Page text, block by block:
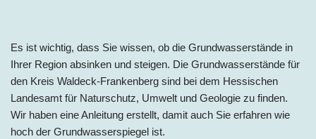
Es ist wichtig, dass Sie wissen, ob die Grundwasserstände in
Ihrer Region absinken und steigen. Die Grundwasserstände für
den Kreis Waldeck-Frankenberg sind bei dem Hessischen
Landesamt für Naturschutz, Umwelt und Geologie zu finden.
Wir haben eine Anleitung erstellt, damit auch Sie erfahren wie
hoch der Grundwasserspiegel ist.